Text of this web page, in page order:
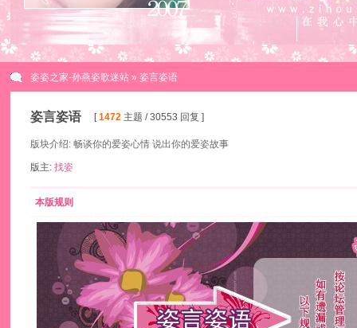
姿姿之家-孙燕姿歌迷站» 姿言姿语
姿言姿语 [1472主题 / 30553 回复 ]
版块介绍: 畅谈你的爱姿心情 说出你的爱姿故事
版主: 找姿
本版规则